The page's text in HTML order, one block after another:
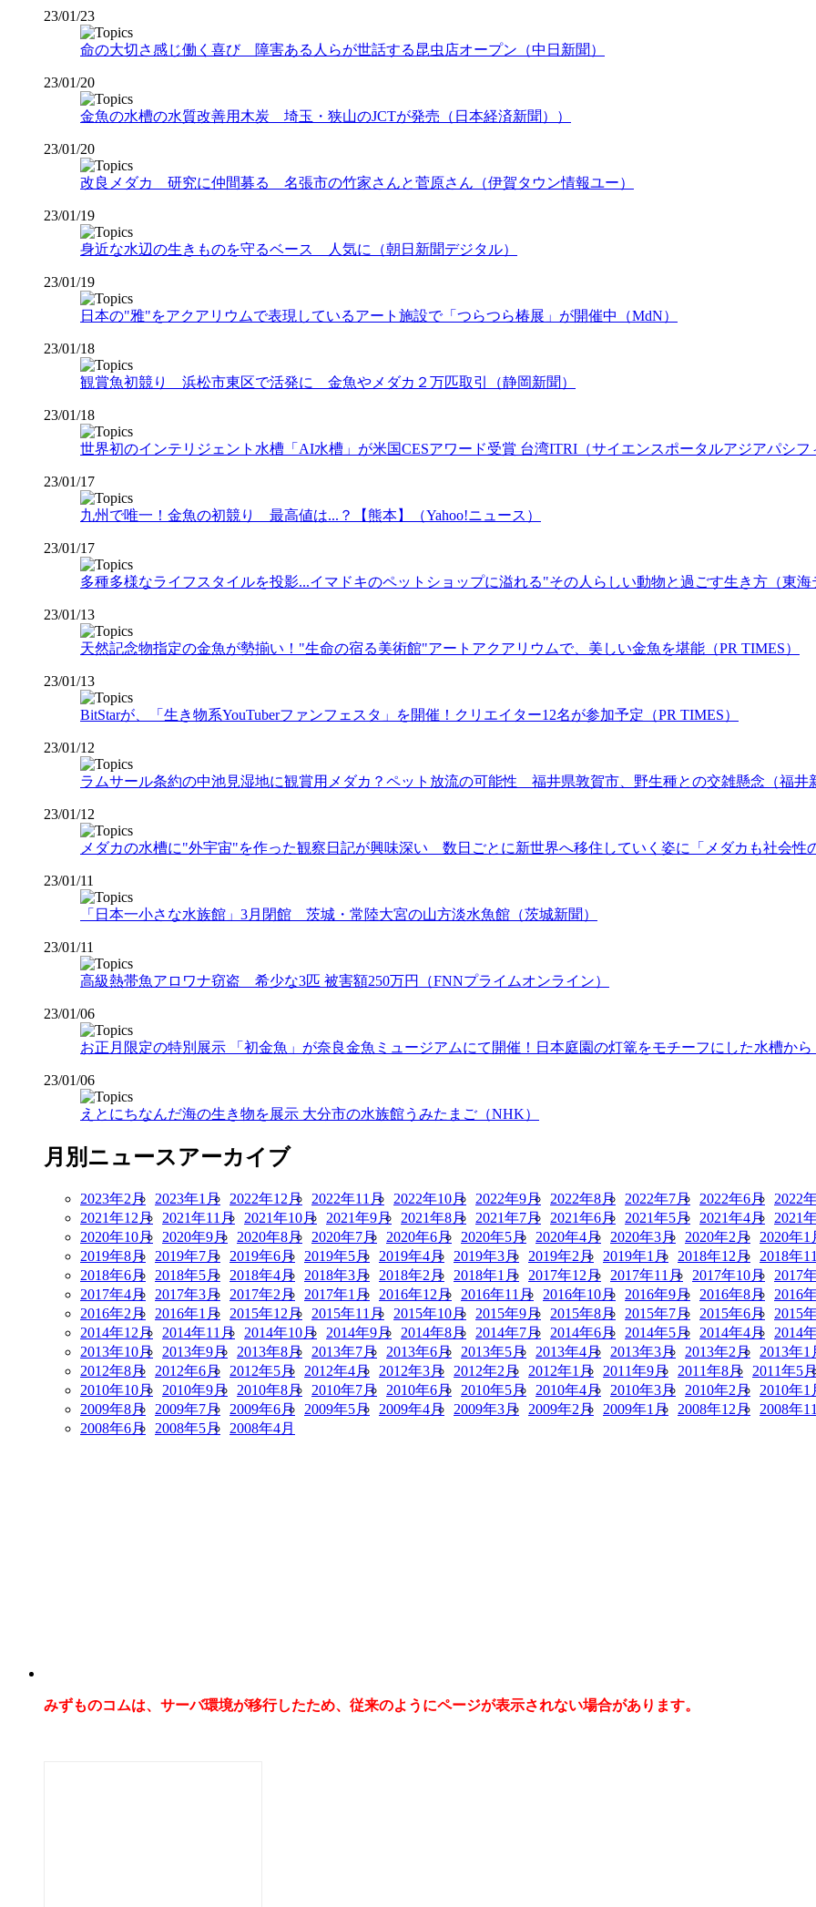
23/01/23
命の大切さ感じ働く喜び 障害ある人らが世話する昆虫店オープン（中日新聞）
23/01/20
金魚の水槽の水質改善用木炭 埼玉・狭山のJCTが発売（日本経済新聞））
23/01/20
改良メダカ 研究に仲間募る 名張市の竹家さんと菅原さん（伊賀タウン情報ユー）
23/01/19
身近な水辺の生きものを守るベース 人気に（朝日新聞デジタル）
23/01/19
日本の"雅"をアクアリウムで表現しているアート施設で「つらつら椿展」が開催中（MdN）
23/01/18
観賞魚初競り 浜松市東区で活発に 金魚やメダカ２万匹取引（静岡新聞）
23/01/18
世界初のインテリジェント水槽「AI水槽」が米国CESアワード受賞 台湾ITRI（サイエンスポータルアジアパシフ
23/01/17
九州で唯一！金魚の初競り 最高値は...？【熊本】（Yahoo!ニュース）
23/01/17
多種多様なライフスタイルを投影...イマドキのペットショップに溢れる"その人らしい動物と過ごす生き方（東海
23/01/13
天然記念物指定の金魚が勢揃い！"生命の宿る美術館"アートアクアリウムで、美しい金魚を堪能（PR TIMES）
23/01/13
BitStarが、「生き物系YouTuberファンフェスタ」を開催！クリエイター12名が参加予定（PR TIMES）
23/01/12
ラムサール条約の中池見湿地に観賞用メダカ？ペット放流の可能性 福井県敦賀市、野生種との交雑懸念（福井
23/01/12
メダカの水槽に"外宇宙"を作った観察日記が興味深い 数日ごとに新世界へ移住していく姿に「メダカも社会性
23/01/11
「日本一小さな水族館」3月閉館 茨城・常陸大宮の山方淡水魚館（茨城新聞）
23/01/11
高級熱帯魚アロワナ窃盗 希少な3匹 被害額250万円（FNNプライムオンライン）
23/01/06
お正月限定の特別展示 「初金魚」が奈良金魚ミュージアムにて開催！日本庭園の灯篭をモチーフにした水槽か
23/01/06
えとにちなんだ海の生き物を展示 大分市の水族館うみたまご（NHK）
月別ニュースアーカイブ
2023年2月 2023年1月 2022年12月 2022年11月 2022年10月 2022年9月 2022年8月 2022年7月 2022年6月 2022
2021年12月
2021年11月 2021年10月 2021年9月 2021年8月 2021年7月 2021年6月 2021年5月 2021年4月 2021
2020年10月
2020年9月 2020年8月 2020年7月 2020年6月 2020年5月 2020年4月 2020年3月 2020年2月 2020年1
2019年8月
2019年7月 2019年6月 2019年5月 2019年4月 2019年3月 2019年2月 2019年1月 2018年12月 2018年
2018年6月
2018年5月 2018年4月 2018年3月 2018年2月 2018年1月 2017年12月 2017年11月 2017年10月 2017
2017年4月
2017年3月 2017年2月 2017年1月 2016年12月 2016年11月 2016年10月 2016年9月 2016年8月 2016
2016年2月
2016年1月 2015年12月 2015年11月 2015年10月 2015年9月 2015年8月 2015年7月 2015年6月 2015
2014年12月
2014年11月 2014年10月 2014年9月 2014年8月 2014年7月 2014年6月 2014年5月 2014年4月 2014
2013年10月
2013年9月 2013年8月 2013年7月 2013年6月 2013年5月 2013年4月 2013年3月 2013年2月 2013年1
2012年8月
2012年6月 2012年5月 2012年4月 2012年3月 2012年2月 2012年1月 2011年9月 2011年8月 2011年5
2010年10月
2010年9月 2010年8月 2010年7月 2010年6月 2010年5月 2010年4月 2010年3月 2010年2月 2010年1
2009年8月
2009年7月 2009年6月 2009年5月 2009年4月 2009年3月 2009年2月 2009年1月 2008年12月 2008年
2008年6月
2008年5月 2008年4月
みずものコムは、サーバ環境が移行したため、従来のようにページが表示されない場合があります。